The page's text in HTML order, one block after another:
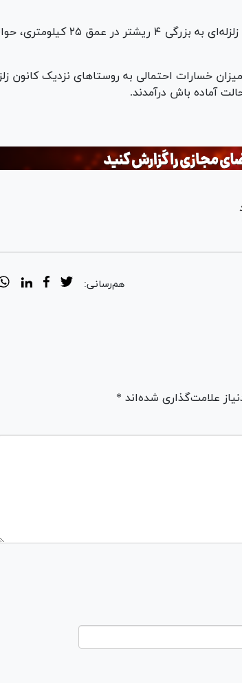
ساعت ۱۲:۰۰:۲۹ «یکشنبه ۵ مردادماه» زلزله‌ای به بزرگی ۴ ریشتر در عمق ۲۵
ارزیابی میزان خسارات احتمالی به روستا‌های نزدیک کانون
آماده باش درآمدند.
هم‌رسانی:
علامت‌گذاری شده‌اند *